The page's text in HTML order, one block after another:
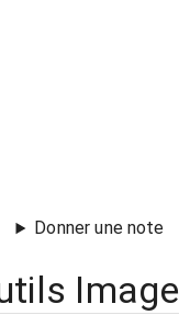
Donner une note
Image